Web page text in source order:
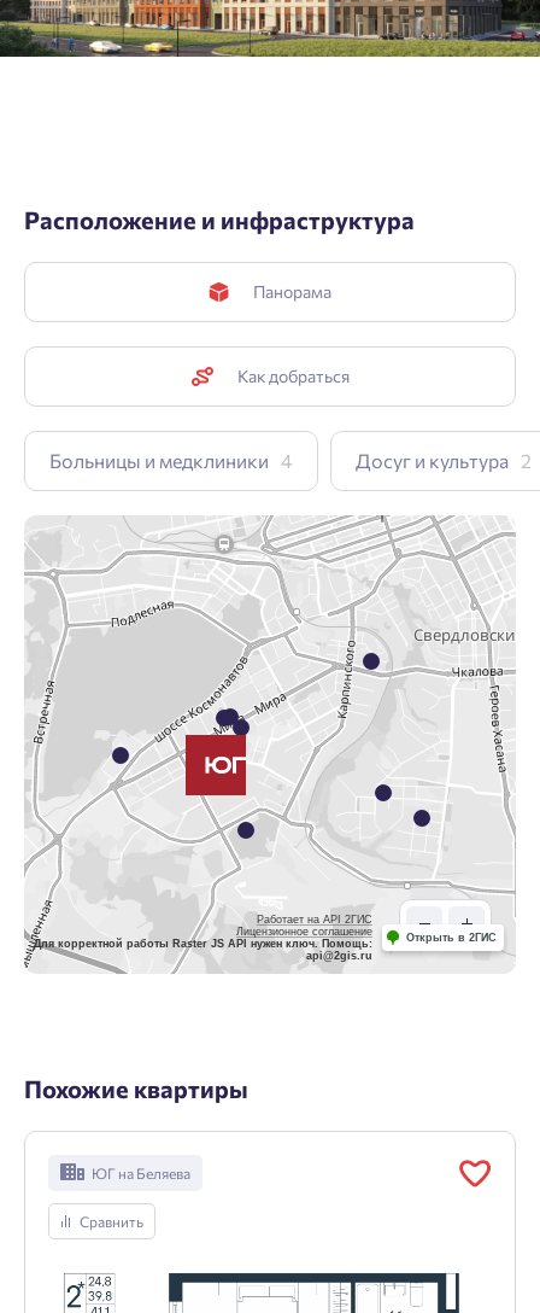
Расположение и инфраструктура
Панорама
Как добраться
Больницы и медклиники 4 Досуг и культура 2
Работает на API 2ГИС
Лицензионное соглашение
Для корректной работы Raster JS API нужен ключ. Помощь:
api@2gis.ru
Открыть в 2ГИС
Похожие квартиры
ЮГ на Беляева
Сравнить
Подтвердить